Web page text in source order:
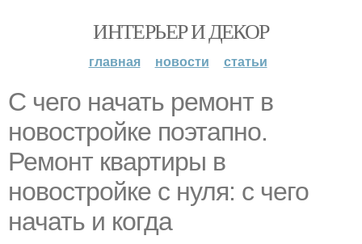
ИНТЕРЬЕР И ДЕКОР
главная новости статьи
С чего начать ремонт в
новостройке поэтапно.
Ремонт квартиры в
новостройке с нуля: с чего
начать и когда